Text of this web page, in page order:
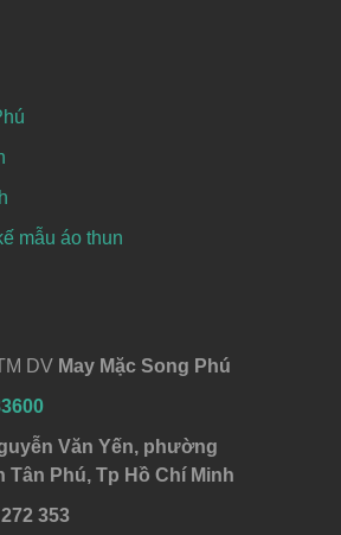
mẫu áo thun
DV May Mặc Song Phú
Văn Yến, phường
Tân Phú, Tp Hồ Chí Minh
353